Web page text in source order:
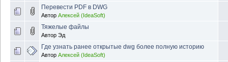
Перевести PDF в DWG
Автор Алексей (IdeaSoft)
Тяжелые файлы
Автор Эд
Где узнать ранее открытые dwg более полную историю
Автор Алексей (IdeaSoft)